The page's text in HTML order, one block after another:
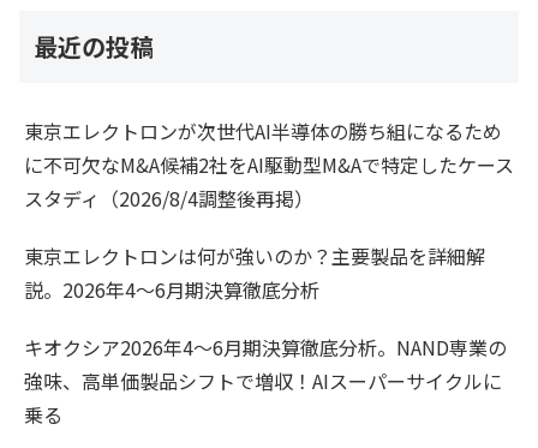
最近の投稿
東京エレクトロンが次世代AI半導体の勝ち組になるため
に不可欠なM&A候補2社をAI駆動型M&Aで特定したケース
スタディ（2026/8/4調整後再掲）
東京エレクトロンは何が強いのか？主要製品を詳細解
説。2026年4〜6月期決算徹底分析
キオクシア2026年4〜6月期決算徹底分析。NAND専業の
強味、高単価製品シフトで増収！AIスーパーサイクルに
乗る